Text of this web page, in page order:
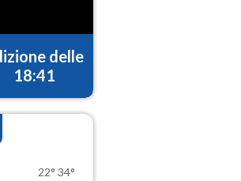
delle
18:41
22° 34°